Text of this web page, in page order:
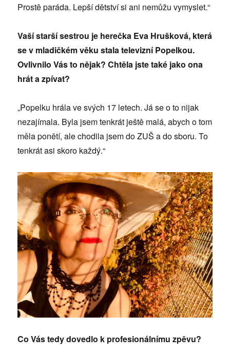
Prostě paráda. Lepší dětství si ani nemůžu vymyslet.“
Vaší starší sestrou je herečka Eva Hrušková, která
se v mladičkém věku stala televizní Popelkou.
Ovlivnilo Vás to nějak? Chtěla jste také jako ona
hrát a zpívat?
„Popelku hrála ve svých 17 letech. Já se o to nijak
nezajímala. Byla jsem tenkrát ještě malá, abych o tom
měla ponětí, ale chodila jsem do ZUŠ a do sboru. To
tenkrát asi skoro každý.“
Co Vás tedy dovedlo k profesionálnímu zpěvu?